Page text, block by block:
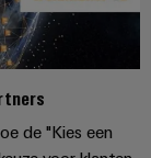
de "Kies een